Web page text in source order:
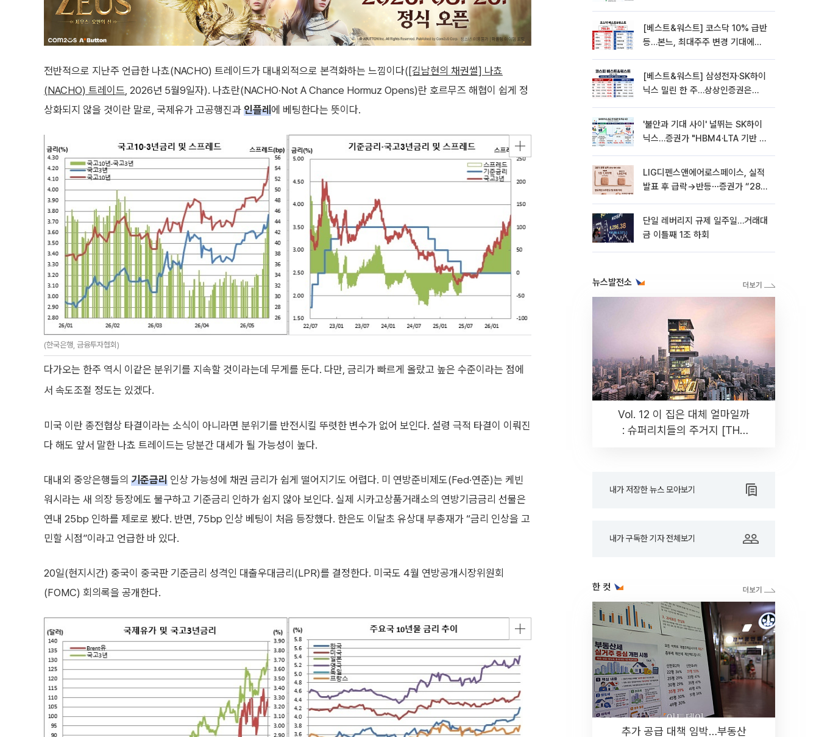
전반적으로 지난주 언급한 나쵸(NACHO) 트레이드가 대내외적으로 본격화하는 느낌이다( [김남현의 채권썰] 나쵸
(NACHO) 트레이드, 2026년 5월9일자). 나쵸란(NACHO·Not A Chance Hormuz Opens)란 호르무즈 해협이 쉽게 정
상화되지 않을 것이란 말로, 국제유가 고공행진과 인플레에 베팅한다는 뜻이다.
(한국은행, 금융투자협회)
다가오는 한주 역시 이같은 분위기를 지속할 것이라는데 무게를 둔다. 다만, 금리가 빠르게 올랐고 높은 수준이라는 점에
서 속도조절 정도는 있겠다.
미국 이란 종전협상 타결이라는 소식이 아니라면 분위기를 반전시킬 뚜렷한 변수가 없어 보인다. 설령 극적 타결이 이뤄진
다 해도 앞서 말한 나쵸 트레이드는 당분간 대세가 될 가능성이 높다.
대내외 중앙은행들의 기준금리 인상 가능성에 채권 금리가 쉽게 떨어지기도 어렵다. 미 연방준비제도(Fed·연준)는 케빈
워시라는 새 의장 등장에도 불구하고 기준금리 인하가 쉽지 않아 보인다. 실제 시카고상품거래소의 연방기금금리 선물은
연내 25bp 인하를 제로로 봤다. 반면, 75bp 인상 베팅이 처음 등장했다. 한은도 이달초 유상대 부총재가 “금리 인상을 고
민할 시점”이라고 언급한 바 있다.
20일(현지시간) 중국이 중국판 기준금리 성격인 대출우대금리(LPR)를 결정한다. 미국도 4월 연방공개시장위원회
(FOMC) 회의록을 공개한다.
[베스트&워스트] 코스닥 10% 급반
등…본느, 최대주주 변경 기대에
[베스트&워스트] 삼성전자·SK하이
닉스 밀린 한 주…상상인증권은
'불안과 기대 사이' 널뛰는 SK하이
닉스…증권가 "HBM4·LTA 기반 펀
LIG디펜스앤에어로스페이스, 실적
발표 후 급락→반등⋯증권가 “28년
단일 레버리지 규제 일주일…거래대
금 이틀째 1조 하회
뉴스발전소
Vol. 12 이 집은 대체 얼마일까
: 슈퍼리치들의 주거지 [THE
내가 저장한 뉴스 모아보기
내가 구독한 기자 전체보기
한 컷
추가 공급 대책 임박…부동산